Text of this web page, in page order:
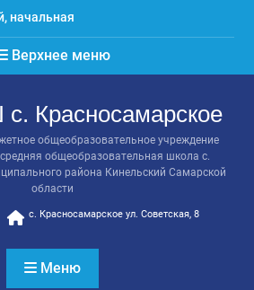
9 класса
урок от Академии
не прошёл
Как получить
и
семейный
Верхнее меню
Красносамарское
общеобразовательное учреждение
общеобразовательная школа с.
района Кинельский Самарской
области
с. Красносамарское ул. Советская, 8
Меню